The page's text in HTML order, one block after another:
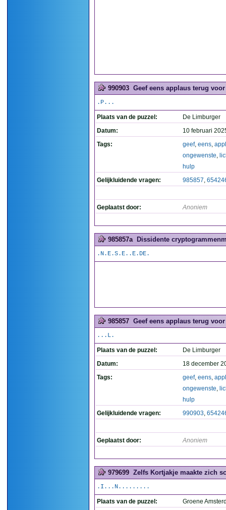
990903 Geef eens applaus terug
.P...
Plaats van de puzzel:
De Limburger
Datum:
10 februari
Tags:
geef, eens,
ongewenste,
hulp
Gelijkluidende vragen:
985857,
Geplaatst door: Anoniem
985857a Dissidente
.N.E.S.E..E.DE.
985857 Geef eens applaus terug
...L.
Plaats van de puzzel:
De Limburger
Datum:
18 december
Tags:
geef, eens,
ongewenste,
hulp
Gelijkluidende vragen:
990903,
Geplaatst door: Anoniem
979699 Zelfs Kortjakje maakte zich
.I...N.........
Plaats van de puzzel:
Groene